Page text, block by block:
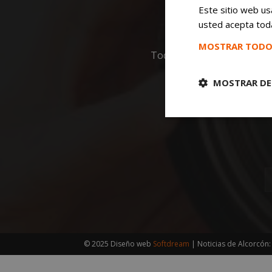
Todas las noticias de
© 2025 Diseño web Softdream | Noticias de Alcorcón:
Este sitio web
usted acepta
MOSTRAR
MOSTRAR
Cookies